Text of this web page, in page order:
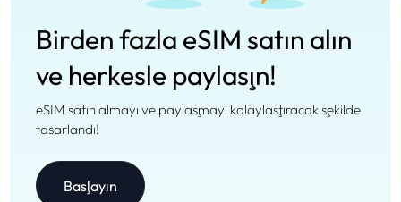
Birden fazla eSIM satın alın
ve herkesle paylaşın!
eSIM satın almayı ve paylaşmayı kolaylaştıracak şekilde
tasarlandı!
Başlayın